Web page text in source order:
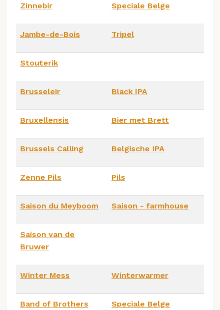
Zinnebir Speciale Belge
Jambe-de-Bois Tripel
Stouterik
Brusseleir Black IPA
Bruxellensis Bier met Brett
Brussels Calling Belgische IPA
Zenne Pils Pils
Saison du Meyboom Saison - farmhouse
Saison van de
Bruwer
Winter Mess Winterwarmer
Band of Brothers
Speciale Belge